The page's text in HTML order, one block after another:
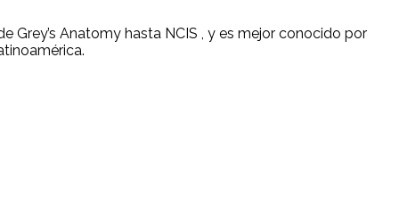
Anatomy hasta NCIS , y es mejor conocido por